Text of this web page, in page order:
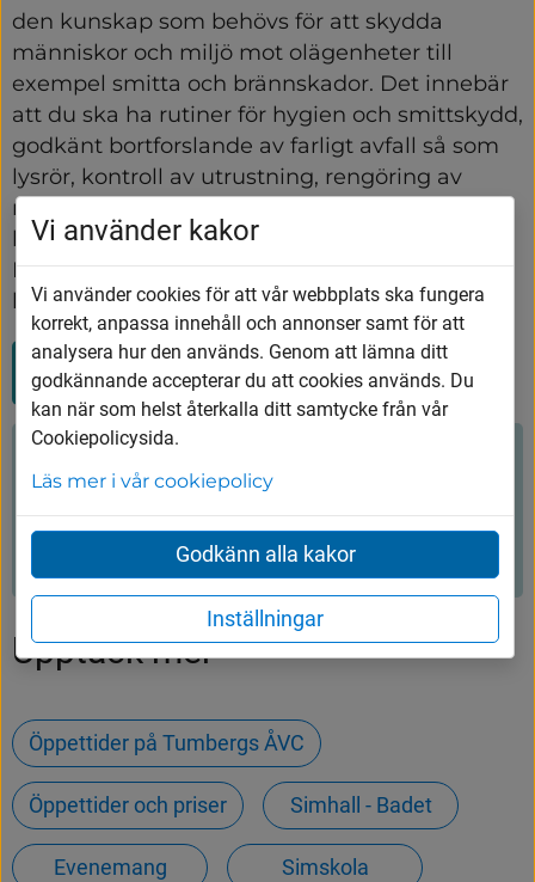
den kunskap som behövs för att skydda
människor och miljö mot olägenheter till
exempel smitta och brännskador. Det innebär
att du ska ha rutiner för hygien och smittskydd,
godkänt bortforslande av farligt avfall så som
lysrör, kontroll av utrustning, rengöring av
redskap, städning av lokalen, rutin för
hantering av klagomål från kunder med mera.
Egenkontrollen bör även innefatta rutiner för
kontroll av lokalens ventilationssystem.
Anmälan om solarieverksamhet
(Länk
till
annan
Hjälpte innehållet dig?
Ja Nej
Upptäck mer
Öppettider på Tumbergs ÅVC
Öppettider och priser Simhall - Badet
Evenemang Simskola
Vi använder kakor
Vi använder cookies för att vår webbplats ska fungera
korrekt, anpassa innehåll och annonser samt för att
analysera hur den används. Genom att lämna ditt
godkännande accepterar du att cookies används. Du
kan när som helst återkalla ditt samtycke från vår
Cookiepolicysida.
Läs mer i vår cookiepolicy
Godkänn alla kakor
Inställningar